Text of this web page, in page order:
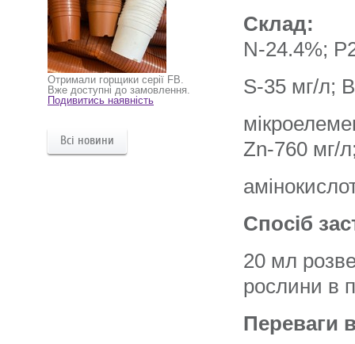
Отримали горщики серії FB.
Вже доступні до замовлення.
Подивитись наявність
Всі новини
Склад:
N-24.4%; Р
S-35 мг/л;
Zn-760 мг/
Спосіб
20 мл
рослини в
Переваги